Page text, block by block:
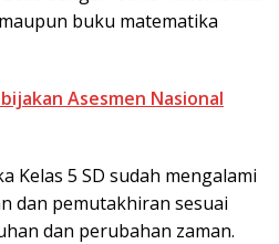
buku matematika
Asesmen Nasional
Kelas 5 SD sudah mengalami
dan pemutakhiran sesuai
dan perubahan zaman.